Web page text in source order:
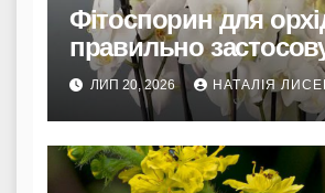
Фітоспорин для
правильно
ЛИП 20, 2026 НАТАЛІЯ